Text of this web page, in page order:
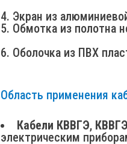
4. Экран из
5. Обмотка из полотна
6. Оболочка из ПВХ
Область применения
Кабели КВВГЭ,
электрическим